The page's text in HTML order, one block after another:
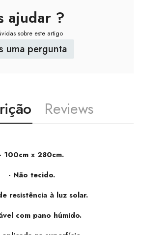
ajudar ?
sobre este artigo
uma pergunta
Reviews
- 100cm x 280cm.
- Não tecido.
resistência à luz solar.
com pano húmido.